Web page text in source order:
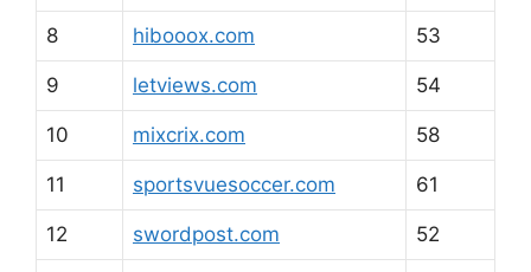
8 hibooox.com 53
9 letviews.com 54
10 mixcrix.com 58
11 sportsvuesoccer.com 61
12 swordpost.com 52